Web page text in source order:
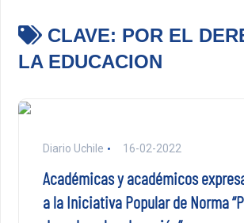
CLAVE: POR EL
LA EDUCACION
Diario Uchile 16-02-2022
Académicas y académicos
a la Iniciativa Popular de Norma